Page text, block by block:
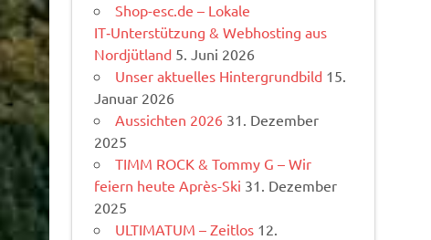
Shop-esc.de – Lokale
IT‑Unterstützung & Webhosting aus
Nordjütland 5. Juni 2026
Unser aktuelles Hintergrundbild 15.
Januar 2026
Aussichten 2026 31. Dezember
2025
TIMM ROCK & Tommy G – Wir
feiern heute Après-Ski 31. Dezember
2025
ULTIMATUM – Zeitlos 12.